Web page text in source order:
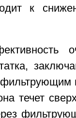
к
течет